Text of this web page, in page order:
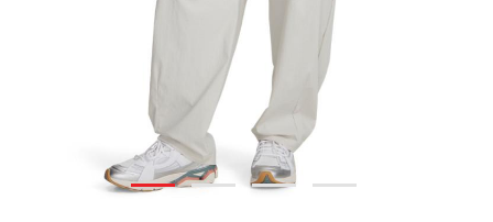
1 2 3 4